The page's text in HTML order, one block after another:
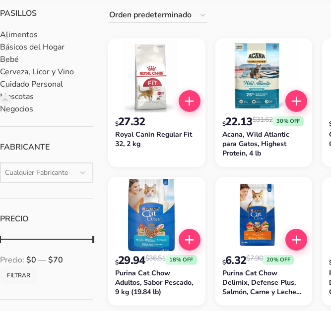
PASILLOS
Alimentos
Básicos del Hogar
Bebé
Cerveza, Licor y Vino
Cuidado Personal
Mascotas
Negocios
FABRICANTE
Cualquier Fabricante
PRECIO
FILTRAR
Precio: $0 —$70
Royal Canin Regular Fit
32, 2 kg
$27.32
Acana, Wild Atlantic
para Gatos, Highest
Protein, 4 lb
$31.62
$22.13 30% OFF
Purina Cat Chow
Adultos, Sabor Pescado,
9 kg (19.84 lb)
$36.51
$29.94 18% OFF
Purina Cat Chow
Delimix, Defense Plus,
Salmón, Carne y Leche
$7.90
$6.32 20% OFF